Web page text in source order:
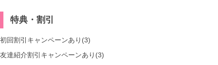
特典・割引
初回割引キャンペーンあり(3)
友達紹介割引キャンペーンあり(3)